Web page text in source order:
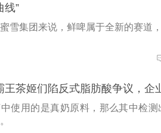
线”
雪集团来说，鲜啤属于全新的赛道
王茶姬们陷反式脂肪酸争议，企
使用的是真奶原料，那么其中检